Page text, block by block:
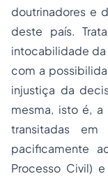
doutrinadores e
deste país.
intocabilidade
com a
injustiça da
mesma, isto é,
transitadas
pacificamente
Processo Civil)